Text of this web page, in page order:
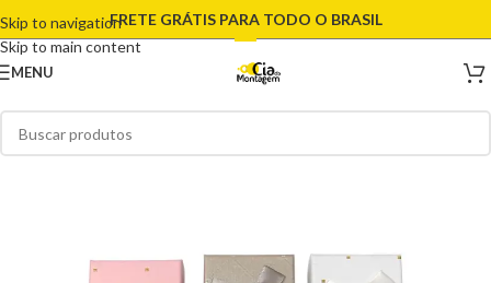
Skip to navigation
Skip to main content
FRETE GRÁTIS PARA TODO O BRASIL
MENU